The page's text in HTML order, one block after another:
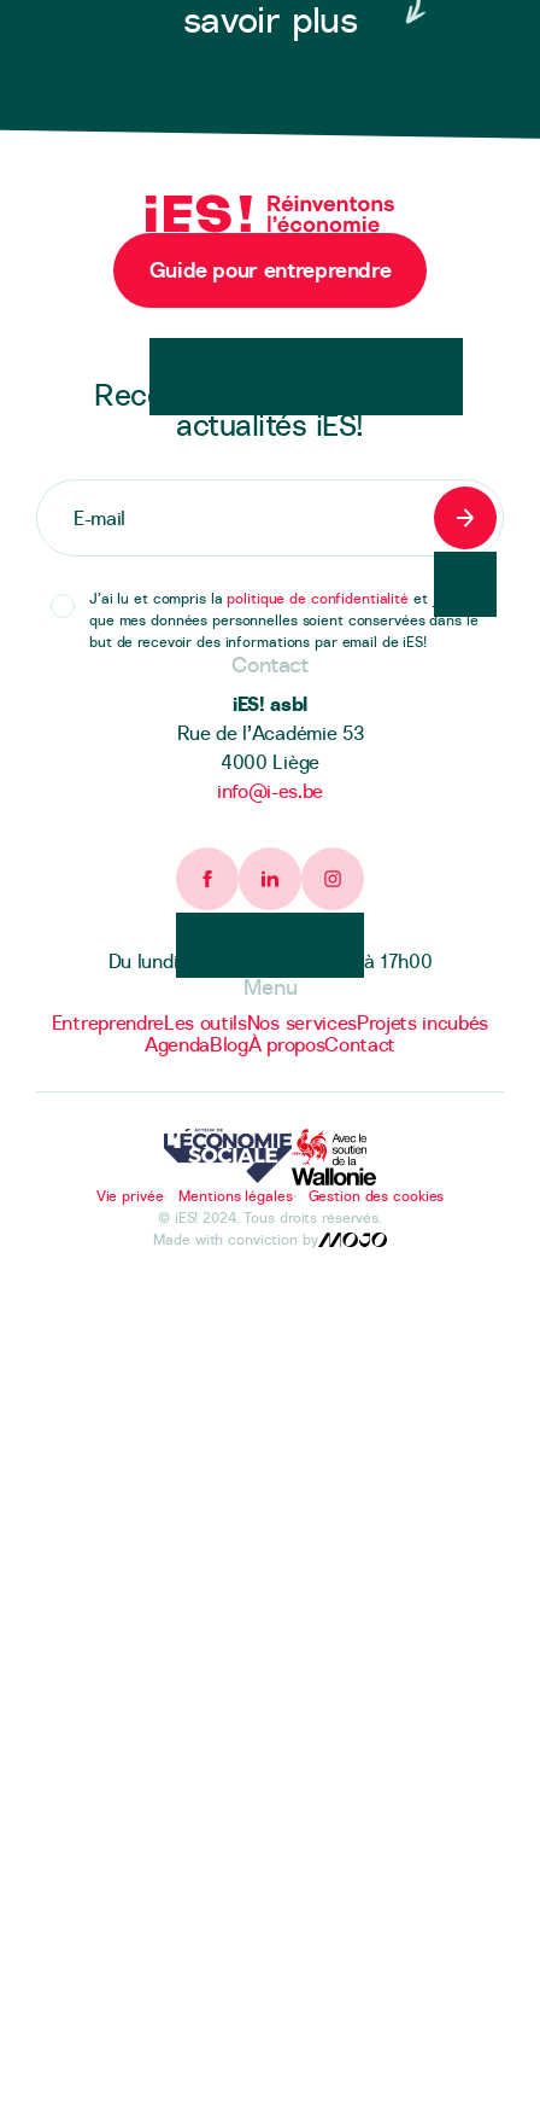
savoir plus
Guide pour entreprendre
Recevez en exclusivité les
actualités iES!
J’ai lu et compris lapolitique de confidentialité et j’accepte
que mes données personnelles soient conservées dans le
but de recevoir des informations par email de iES!
Contact
iES! asbl
Rue de l’Académie 53
4000 Liège
info@i-es.be
Facebook page
Linkedin pageInstagram page
Heures d'ouverture
Du lundi au vendredi de 9h00 à 17h00
Menu
EntreprendreLes outilsNos servicesProjets incubés
AgendaBlogÀ proposContact
Vie privée Mentions légales
Gestion des cookies
© iES! 2024. Tous droits réservés.
Made with conviction by